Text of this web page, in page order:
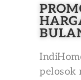
pelosok